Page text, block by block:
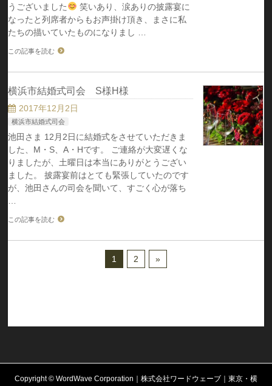
うございました
笑いあり、涙ありの披露宴に
なったと列席者からもお声掛け頂き、まさに私
たちの描いていたものになりまし …
この記事を読む
横浜市結婚式司会 S様H様
2017年12月2日
横浜市結婚式司会
池田さま 12月2日に結婚式をさせていただきま
した、M・S、A・Hです。 ご連絡が大変遅くな
りましたが、土曜日は本当にありがとうござい
ました。 披露宴前はとても緊張していたのです
が、池田さんの司会を聞いて、すごく心が落ち
この記事を読む
1 2 »
Copyright © WordWave Corporation｜株式会社ワードウェーブ｜東京・横